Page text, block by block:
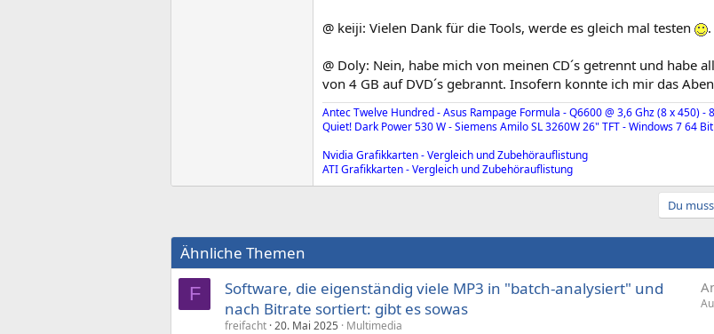
@ keiji: Vielen Dank für die Tools, werde es gleich mal testen .
@ Doly: Nein, habe mich von meinen CD´s getrennt und habe
von 4 GB auf DVD´s gebrannt. Insofern konnte ich mir das
Antec Twelve Hundred - Asus Rampage Formula - Q6600 @ 3,6 Ghz (8 x 450) -
Quiet! Dark Power 530 W - Siemens Amilo SL 3260W 26" TFT - Windows 7 64 Bit
Nvidia Grafikkarten - Vergleich und Zubehörauflistung
ATI Grafikkarten - Vergleich und Zubehörauflistung
Du
Ähnliche Themen
F
Software, die eigenständig viele MP3 in "batch-analysiert" und
nach Bitrate sortiert: gibt es sowas
freifacht 20. Mai 2025 Multimedia